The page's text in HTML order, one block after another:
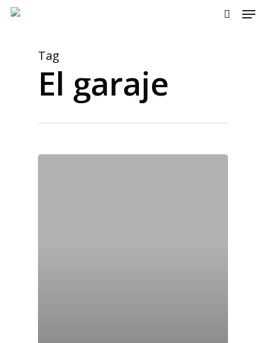
Skip
Tag
El garaje